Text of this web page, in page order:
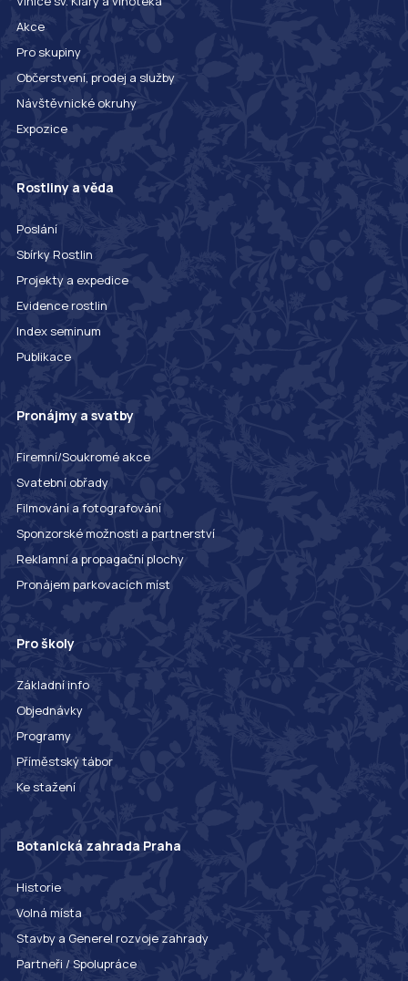
Akce
Pro skupiny
Občerstvení, prodej a služby
Návštěvnické okruhy
Expozice
Rostliny a věda
Poslání
Sbírky Rostlin
Projekty a expedice
Evidence rostlin
Index seminum
Publikace
Pronájmy a svatby
Firemní/Soukromé akce
Svatební obřady
Filmování a fotografování
Sponzorské možnosti a partnerství
Reklamní a propagační plochy
Pronájem parkovacích míst
Pro školy
Základní info
Objednávky
Programy
Příměstský tábor
Ke stažení
Botanická zahrada Praha
Historie
Volná místa
Stavby a Generel rozvoje zahrady
Partneři / Spolupráce